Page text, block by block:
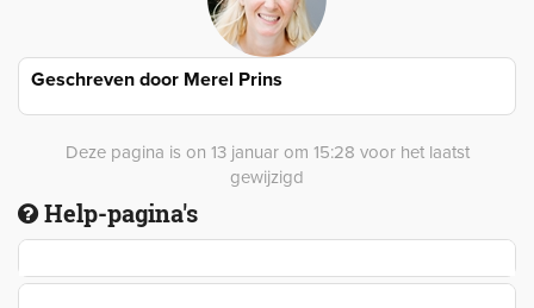
Geschreven door Merel Prins
Deze pagina is on 13 januar om 15:28 voor het laatst
gewijzigd
Help-pagina's